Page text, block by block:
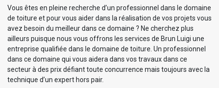
Vous êtes en pleine recherche d’un professionnel dans le domaine
de toiture et pour vous aider dans la réalisation de vos projets vous
avez besoin du meilleur dans ce domaine ? Ne cherchez plus
ailleurs puisque nous vous offrons les services de Brun Luigi une
entreprise qualifiée dans le domaine de toiture. Un professionnel
dans ce domaine qui vous aidera dans vos travaux dans ce
secteur à des prix défiant toute concurrence mais toujours avec la
technique d’un expert hors pair.